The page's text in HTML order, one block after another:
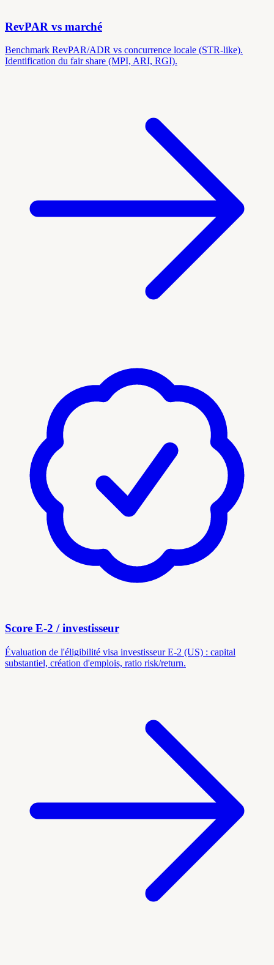
RevPAR vs marché
Benchmark RevPAR/ADR vs concurrence locale (STR-like).
Identification du fair share (MPI, ARI, RGI).
Score E-2 / investisseur
Évaluation de l'éligibilité visa investisseur E-2 (US) : capital
substantiel, création d'emplois, ratio risk/return.